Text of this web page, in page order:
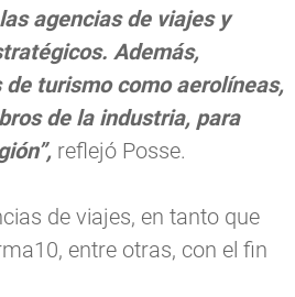
agencias de viajes y
Además,
turismo como aerolíneas,
de la industria, para
reflejó Posse.
de viajes, en tanto que
entre otras, con el fin